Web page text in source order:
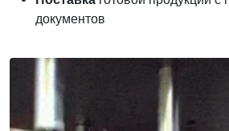
документов